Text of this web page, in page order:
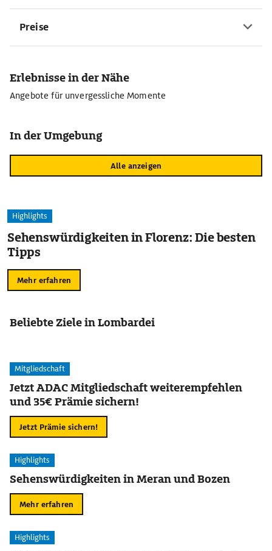
Preise
Erlebnisse in der Nähe
Angebote für unvergessliche Momente
In der Umgebung
Alle anzeigen
Highlights
Sehenswürdigkeiten in Florenz: Die besten
Tipps
Mehr erfahren
Beliebte Ziele in Lombardei
Mitgliedschaft
Jetzt ADAC Mitgliedschaft weiterempfehlen
und 35€ Prämie sichern!
Jetzt Prämie sichern!
Highlights
Sehenswürdigkeiten in Meran und Bozen
Mehr erfahren
Highlights